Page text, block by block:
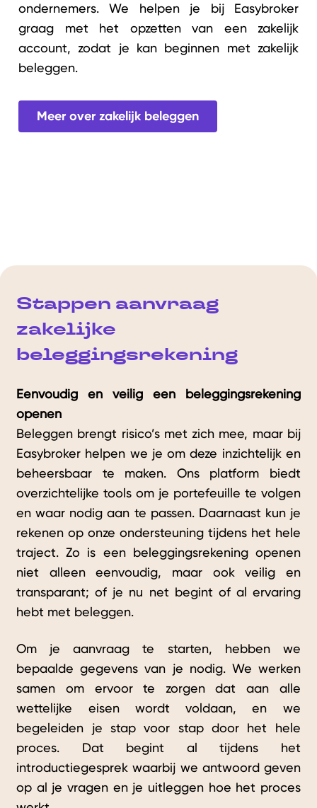
ondernemers. We helpen je bij Easybroker
graag met het opzetten van een zakelijk
account, zodat je kan beginnen met zakelijk
beleggen.
Meer over zakelijk beleggen
Stappen aanvraag
zakelijke
beleggingsrekening
Eenvoudig en veilig een beleggingsrekening
openen
Beleggen brengt risico’s met zich mee, maar bij
Easybroker helpen we je om deze inzichtelijk en
beheersbaar te maken. Ons platform biedt
overzichtelijke tools om je portefeuille te volgen
en waar nodig aan te passen. Daarnaast kun je
rekenen op onze ondersteuning tijdens het hele
traject. Zo is een beleggingsrekening openen
niet alleen eenvoudig, maar ook veilig en
transparant; of je nu net begint of al ervaring
hebt met beleggen.
Om je aanvraag te starten, hebben we
bepaalde gegevens van je nodig. We werken
samen om ervoor te zorgen dat aan alle
wettelijke eisen wordt voldaan, en we
begeleiden je stap voor stap door het hele
proces. Dat begint al tijdens het
introductiegesprek waarbij we antwoord geven
op al je vragen en je uitleggen hoe het proces